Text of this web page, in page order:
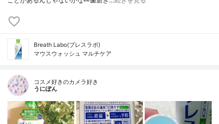
Breath Labo(ブレスラボ)
マウスウォッシュ マルチケア
コスメ好きのカメラ好き
うにぽん